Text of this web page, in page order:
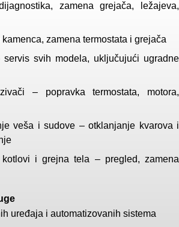
zamena grejača, ležajeva,
zamena termostata i grejača
svih modela, uključujući ugradne
– popravka termostata, motora,
veša i sudove – otklanjanje kvarova i
i grejna tela – pregled, zamena
uređaja i automatizovanih sistema